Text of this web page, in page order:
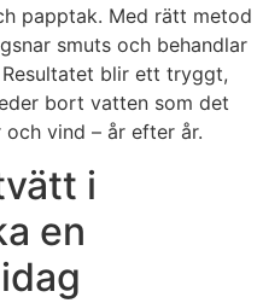
papptak. Med rätt metod
smuts och behandlar
blir ett tryggt,
bort vatten som det
vind – år efter år.
i
en